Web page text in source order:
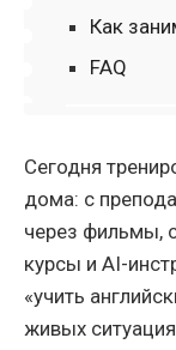
Как
FAQ
Сегодня
дома: с
через фильмы,
курсы и AI-
«учить
живых